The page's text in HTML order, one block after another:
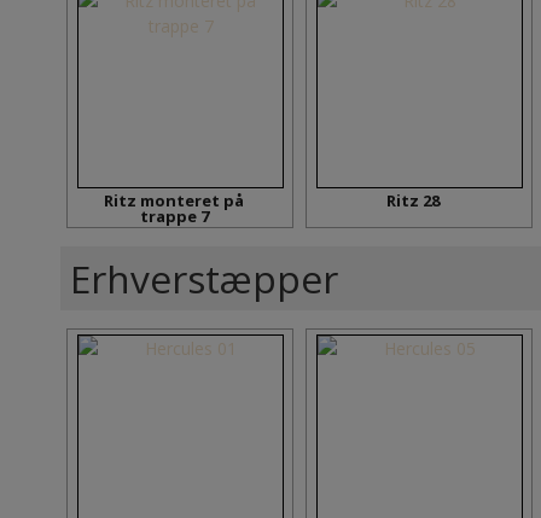
Ritz monteret på
trappe 7
Ritz 28
Erhverstæpper